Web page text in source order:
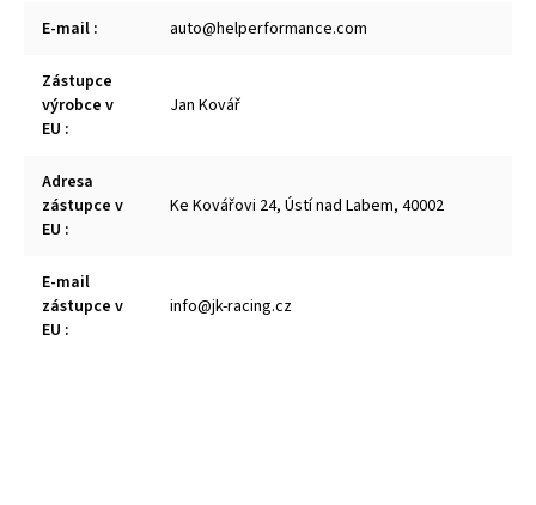
E-mail : auto@helperformance.com
Zástupce
výrobce v
EU :
Jan Kovář
Adresa
zástupce v
EU :
Ke Kovářovi 24, Ústí nad Labem, 40002
E-mail
zástupce v
EU :
info@jk-racing.cz